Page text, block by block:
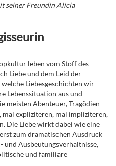
seiner Freundin Alicia
leben vom Stoff des
Liebe und dem Leid der
Liebesgeschichten wir
Lebenssituation aus und
meisten Abenteuer, Tragödien
expliziteren, mal impliziteren,
Die Liebe wirkt dabei wie eine
zum dramatischen Ausdruck
und Ausbeutungsverhältnisse,
und familiäre